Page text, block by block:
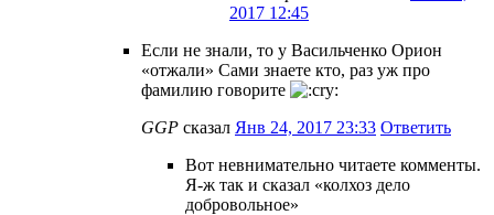
2017 12:45
Если не знали, то у Васильченко Орион
«отжали» Сами знаете кто, раз уж про
фамилию говорите
GGP сказал Янв 24, 2017 23:33 Ответить
Вот невнимательно читаете комменты.
Я-ж так и сказал «колхоз дело
добровольное»